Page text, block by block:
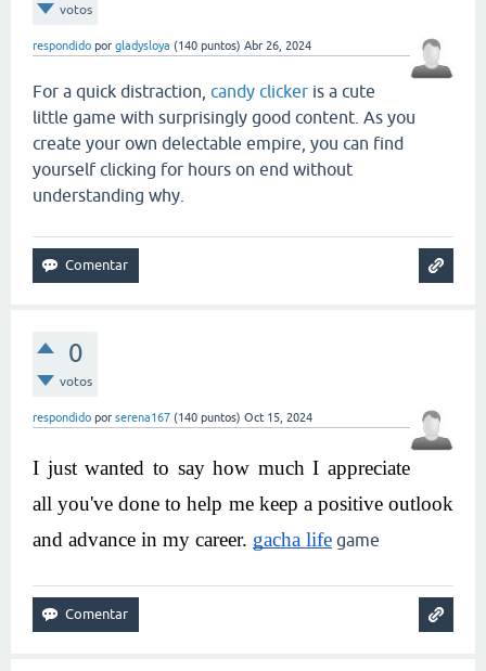
votos
respondido por gladysloya (140 puntos) Abr 26, 2024
For a quick distraction, candy clicker is a cute
little game with surprisingly good content. As you
create your own delectable empire, you can find
yourself clicking for hours on end without
understanding why.
0
votos
respondido por serena167 (140 puntos) Oct 15, 2024
I just wanted to say how much I appreciate
all you've done to help me keep a positive outlook
and advance in my career. gacha life game